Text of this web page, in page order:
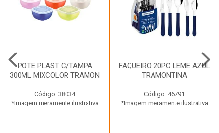
POTE PLAST C/TAMPA
300ML MIXCOLOR TRAMON
Código: 38034
*Imagem meramente ilustrativa
FAQUEIRO 20PC LEME AZUL
TRAMONTINA
Código: 46791
*Imagem meramente ilustrativa